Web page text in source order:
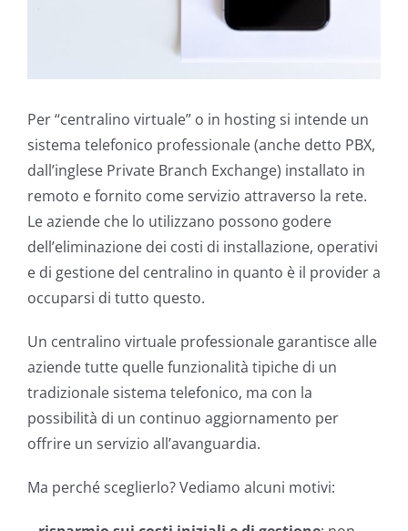
Per “centralino virtuale” o in hosting si intende un
sistema telefonico professionale (anche detto PBX,
dall’inglese Private Branch Exchange) installato in
remoto e fornito come servizio attraverso la rete.
Le aziende che lo utilizzano possono godere
dell’eliminazione dei costi di installazione, operativi
e di gestione del centralino in quanto è il provider a
occuparsi di tutto questo.
Un centralino virtuale professionale garantisce alle
aziende tutte quelle funzionalità tipiche di un
tradizionale sistema telefonico, ma con la
possibilità di un continuo aggiornamento per
offrire un servizio all’avanguardia.
Ma perché sceglierlo? Vediamo alcuni motivi: